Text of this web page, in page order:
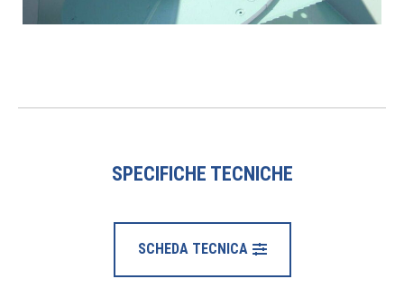
SPECIFICHE TECNICHE
SCHEDA TECNICA